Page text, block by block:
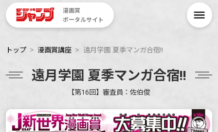
漫画賞
ポータルサイト
トップ 漫画賞講座 遠月学園 夏季マンガ合宿!!
遠月学園 夏季マンガ合宿!!
【第16回】審査員：佐伯俊